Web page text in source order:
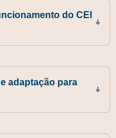
do CEI
adaptação para